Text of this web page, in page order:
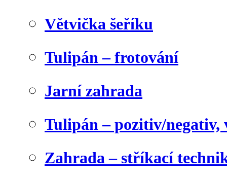
Větvička šeříku
Tulipán – frotování
Jarní zahrada
Tulipán – pozitiv/negativ,
Zahrada – stříkací